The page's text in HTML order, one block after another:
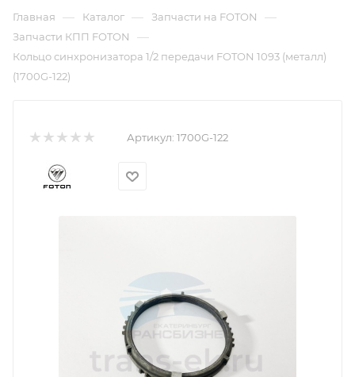
Главная — Каталог — Запчасти на FOTON —
Запчасти КПП FOTON —
Кольцо синхронизатора 1/2 передачи FOTON 1093 (металл)
(1700G-122)
Артикул: 1700G-122